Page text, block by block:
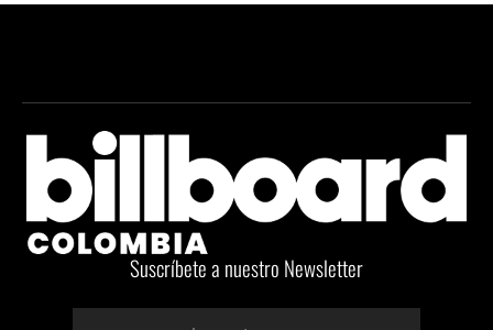
Suscríbete a nuestro Newsletter